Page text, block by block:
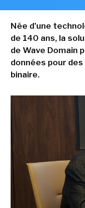
Née d'une
de 140 ans, la
de Wave Domain
données pour
binaire.